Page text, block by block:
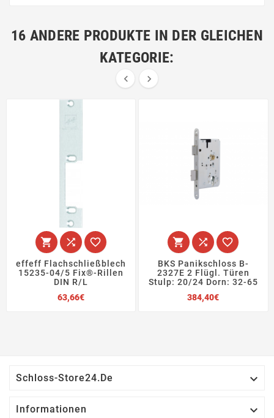
16 ANDERE PRODUKTE IN DER GLEICHEN
KATEGORIE:
 
  
effeff Flachschließblech
15235-04/5 Fix®-Rillen
DIN R/L
63,66€Preis
  
BKS Panikschloss B-
2327E 2 Flügl. Türen
Stulp: 20/24 Dorn: 32-65
384,40€Preis
Schloss-Store24.de 
Informationen 